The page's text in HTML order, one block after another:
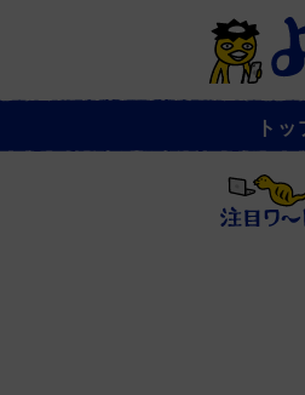
ュ
一
覧
トッ